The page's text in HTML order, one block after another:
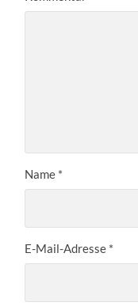
Name *
E-Mail-Adresse *